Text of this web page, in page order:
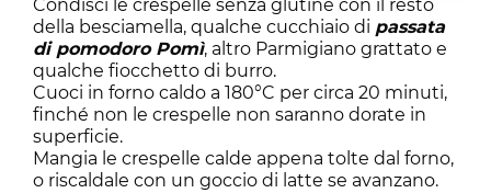
Condisci le crespelle senza glutine con il resto
della besciamella, qualche cucchiaio di passata
di pomodoro Pomì, altro Parmigiano grattato e
qualche fiocchetto di burro.
Cuoci in forno caldo a 180°C per circa 20 minuti,
finché non le crespelle non saranno dorate in
superficie.
Mangia le crespelle calde appena tolte dal forno,
o riscaldale con un goccio di latte se avanzano.